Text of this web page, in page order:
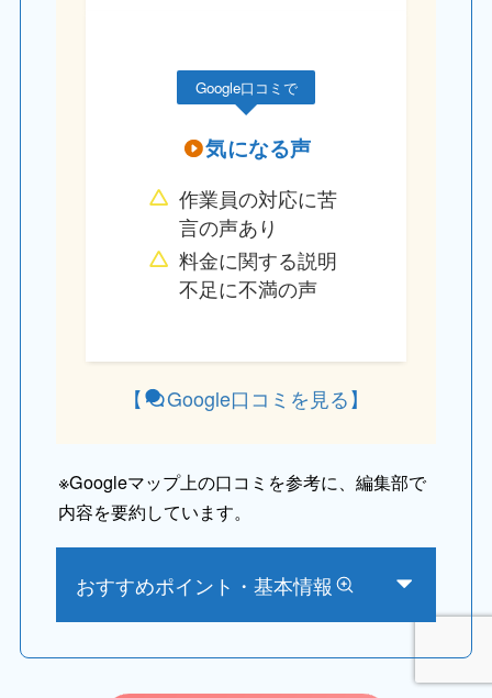
Google口コミで
気になる声
作業員の対応に苦
言の声あり
料金に関する説明
不足に不満の声
【 Google口コミを見る】
※Googleマップ上の口コミを参考に、編集部で
内容を要約しています。
おすすめポイント・基本情報